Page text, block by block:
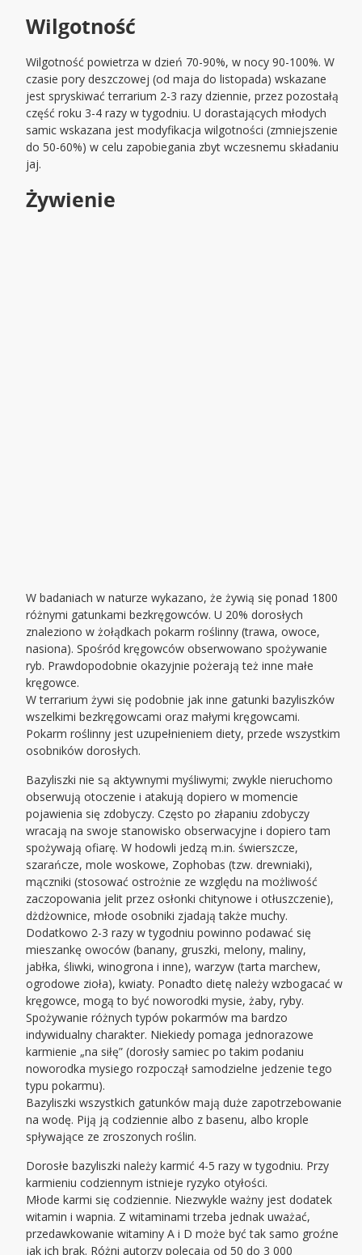
Wilgotność
Wilgotność powietrza w dzień 70-90%, w nocy 90-100%. W
czasie pory deszczowej (od maja do listopada) wskazane
jest spryskiwać terrarium 2-3 razy dziennie, przez pozostałą
część roku 3-4 razy w tygodniu. U dorastających młodych
samic wskazana jest modyfikacja wilgotności (zmniejszenie
do 50-60%) w celu zapobiegania zbyt wczesnemu składaniu
jaj.
Żywienie
W badaniach w naturze wykazano, że żywią się ponad 1800
różnymi gatunkami bezkręgowców. U 20% dorosłych
znaleziono w żołądkach pokarm roślinny (trawa, owoce,
nasiona). Spośród kręgowców obserwowano spożywanie
ryb. Prawdopodobnie okazyjnie pożerają też inne małe
kręgowce.
W terrarium żywi się podobnie jak inne gatunki bazyliszków
wszelkimi bezkręgowcami oraz małymi kręgowcami.
Pokarm roślinny jest uzupełnieniem diety, przede wszystkim
osobników dorosłych.
Bazyliszki nie są aktywnymi myśliwymi; zwykle nieruchomo
obserwują otoczenie i atakują dopiero w momencie
pojawienia się zdobyczy. Często po złapaniu zdobyczy
wracają na swoje stanowisko obserwacyjne i dopiero tam
spożywają ofiarę. W hodowli jedzą m.in. świerszcze,
szarańcze, mole woskowe, Zophobas (tzw. drewniaki),
mączniki (stosować ostrożnie ze względu na możliwość
zaczopowania jelit przez osłonki chitynowe i otłuszczenie),
dżdżownice, młode osobniki zjadają także muchy.
Dodatkowo 2-3 razy w tygodniu powinno podawać się
mieszankę owoców (banany, gruszki, melony, maliny,
jabłka, śliwki, winogrona i inne), warzyw (tarta marchew,
ogrodowe zioła), kwiaty. Ponadto dietę należy wzbogacać w
kręgowce, mogą to być noworodki mysie, żaby, ryby.
Spożywanie różnych typów pokarmów ma bardzo
indywidualny charakter. Niekiedy pomaga jednorazowe
karmienie „na siłę” (dorosły samiec po takim podaniu
noworodka mysiego rozpoczął samodzielne jedzenie tego
typu pokarmu).
Bazyliszki wszystkich gatunków mają duże zapotrzebowanie
na wodę. Piją ją codziennie albo z basenu, albo krople
spływające ze zroszonych roślin.
Dorosłe bazyliszki należy karmić 4-5 razy w tygodniu. Przy
karmieniu codziennym istnieje ryzyko otyłości.
Młode karmi się codziennie. Niezwykle ważny jest dodatek
witamin i wapnia. Z witaminami trzeba jednak uważać,
przedawkowanie witaminy A i D może być tak samo groźne
jak ich brak. Różni autorzy polecają od 50 do 3 000